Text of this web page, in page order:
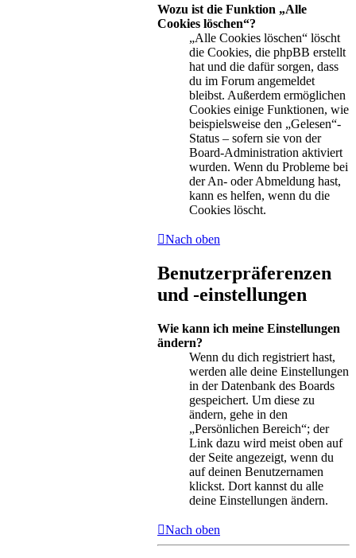
Wozu ist die Funktion „Alle
Cookies löschen“?
„Alle Cookies löschen“ löscht
die Cookies, die phpBB erstellt
hat und die dafür sorgen, dass
du im Forum angemeldet
bleibst. Außerdem ermöglichen
Cookies einige Funktionen, wie
beispielsweise den „Gelesen“-
Status – sofern sie von der
Board-Administration aktiviert
wurden. Wenn du Probleme bei
der An- oder Abmeldung hast,
kann es helfen, wenn du die
Cookies löscht.
Nach oben
Benutzerpräferenzen
und -einstellungen
Wie kann ich meine Einstellungen
ändern?
Wenn du dich registriert hast,
werden alle deine Einstellungen
in der Datenbank des Boards
gespeichert. Um diese zu
ändern, gehe in den
„Persönlichen Bereich“; der
Link dazu wird meist oben auf
der Seite angezeigt, wenn du
auf deinen Benutzernamen
klickst. Dort kannst du alle
deine Einstellungen ändern.
Nach oben